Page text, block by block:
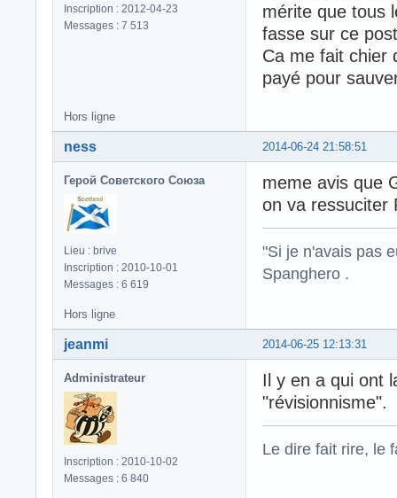
Inscription : 2012-04-23
Messages : 7 513
mérite que tous
fasse sur ce
Ca me fait chier
payé pour
Hors ligne
2014-06-24 21:58:51
ness
Герой Советского Союза
Lieu : brive
Inscription : 2010-10-01
Messages : 6 619
meme avis que
on va ressuciter
"Si je n'avais pas
Spanghero .
Hors ligne
2014-06-25 12:13:31
jeanmi
Administrateur
Inscription : 2010-10-02
Messages : 6 840
Il y en a qui ont
"révisionnisme".
Le dire fait rire, le